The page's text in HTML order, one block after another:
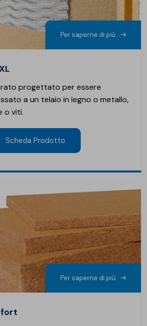
Per saperne di più
progettato per essere
a un telaio in legno o metallo,
o viti.
Scheda Prodotto
Per saperne di più